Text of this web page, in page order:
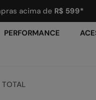
acima de R$ 599*
PERFORMANCE
TOTAL